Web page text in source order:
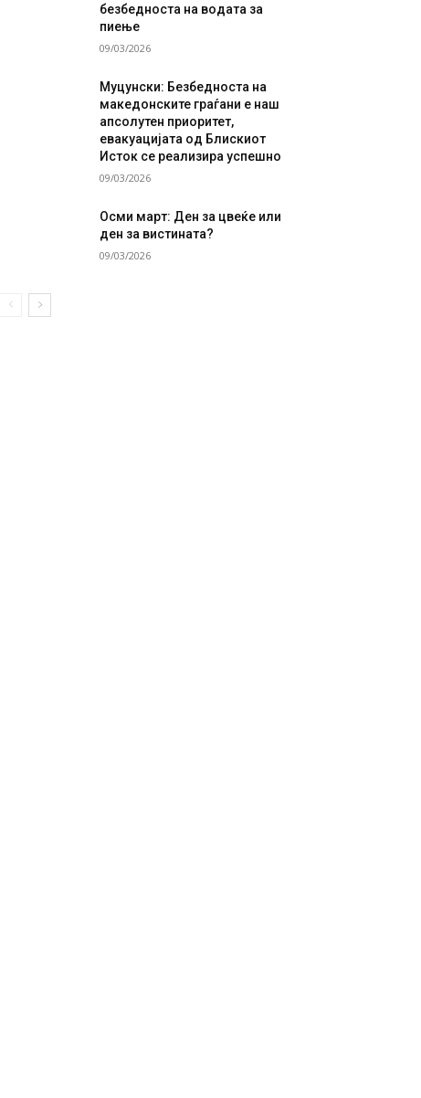
безбедноста на водата за
пиење
09/03/2026
Муцунски: Безбедноста на
македонските граѓани е наш
апсолутен приоритет,
евакуацијата од Блискиот
Исток се реализира успешно
09/03/2026
Осми март: Ден за цвеќе или
ден за вистината?
09/03/2026